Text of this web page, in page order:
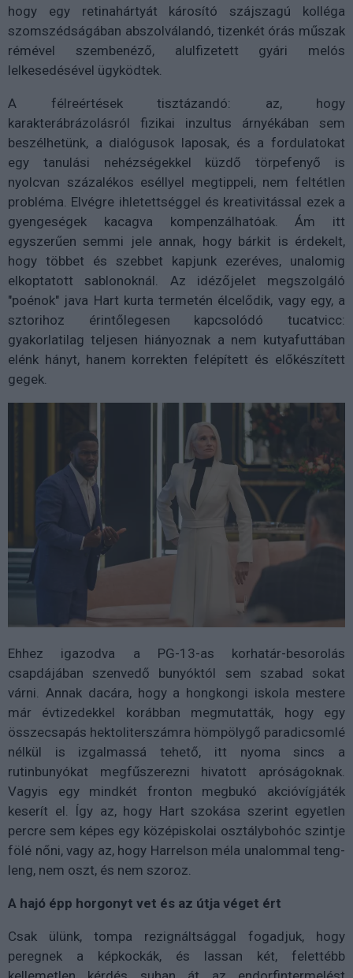
hogy egy retinahártyát károsító szájszagú kolléga
szomszédságában abszolválandó, tizenkét órás műszak
rémével szembenéző, alulfizetett gyári melós
lelkesedésével ügyködtek.
A félreértések tisztázandó: az, hogy
karakterábrázolásról fizikai inzultus árnyékában sem
beszélhetünk, a dialógusok laposak, és a fordulatokat
egy tanulási nehézségekkel küzdő törpefenyő is
nyolcvan százalékos eséllyel megtippeli, nem feltétlen
probléma. Elvégre ihletettséggel és kreativitással ezek a
gyengeségek kacagva kompenzálhatóak. Ám itt
egyszerűen semmi jele annak, hogy bárkit is érdekelt,
hogy többet és szebbet kapjunk ezeréves, unalomig
elkoptatott sablonoknál. Az idézőjelet megszolgáló
"poénok" java Hart kurta termetén élcelődik, vagy egy, a
sztorihoz érintőlegesen kapcsolódó tucatvicc:
gyakorlatilag teljesen hiányoznak a nem kutyafuttában
elénk hányt, hanem korrekten felépített és előkészített
gegek.
Ehhez igazodva a PG-13-as korhatár-besorolás
csapdájában szenvedő bunyóktól sem szabad sokat
várni. Annak dacára, hogy a hongkongi iskola mestere
már évtizedekkel korábban megmutatták, hogy egy
összecsapás hektoliterszámra hömpölygő paradicsomlé
nélkül is izgalmassá tehető, itt nyoma sincs a
rutinbunyókat megfűszerezni hivatott apróságoknak.
Vagyis egy mindkét fronton megbukó akcióvígjáték
keserít el. Így az, hogy Hart szokása szerint egyetlen
percre sem képes egy középiskolai osztálybohóc szintje
fölé nőni, vagy az, hogy Harrelson méla unalommal teng-
leng, nem oszt, és nem szoroz.
A hajó épp horgonyt vet és az útja véget ért
Csak ülünk, tompa rezignáltsággal fogadjuk, hogy
peregnek a képkockák, és lassan két, felettébb